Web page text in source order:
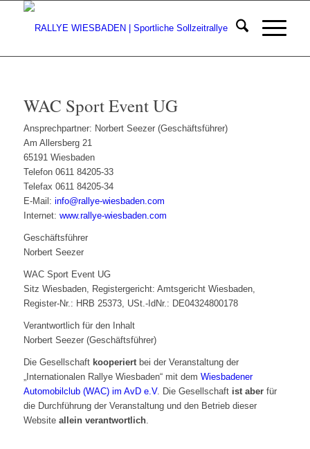
WAC Sport Event UG
Ansprechpartner: Norbert Seezer (Geschäftsführer)
Am Allersberg 21
65191 Wiesbaden
Telefon 0611 84205-33
Telefax 0611 84205-34
E-Mail: info@rallye-wiesbaden.com
Internet: www.rallye-wiesbaden.com
Geschäftsführer
Norbert Seezer
WAC Sport Event UG
Sitz Wiesbaden, Registergericht: Amtsgericht Wiesbaden,
Register-Nr.: HRB 25373, USt.-IdNr.: DE04324800178
Verantwortlich für den Inhalt
Norbert Seezer (Geschäftsführer)
Die Gesellschaft kooperiertbei der Veranstaltung der
„Internationalen Rallye Wiesbaden“ mit dem Wiesbadener
Automobilclub (WAC) im AvD e.V. Die Gesellschaft ist aberfür
die Durchführung der Veranstaltung und den Betrieb dieser
Website allein verantwortlich.